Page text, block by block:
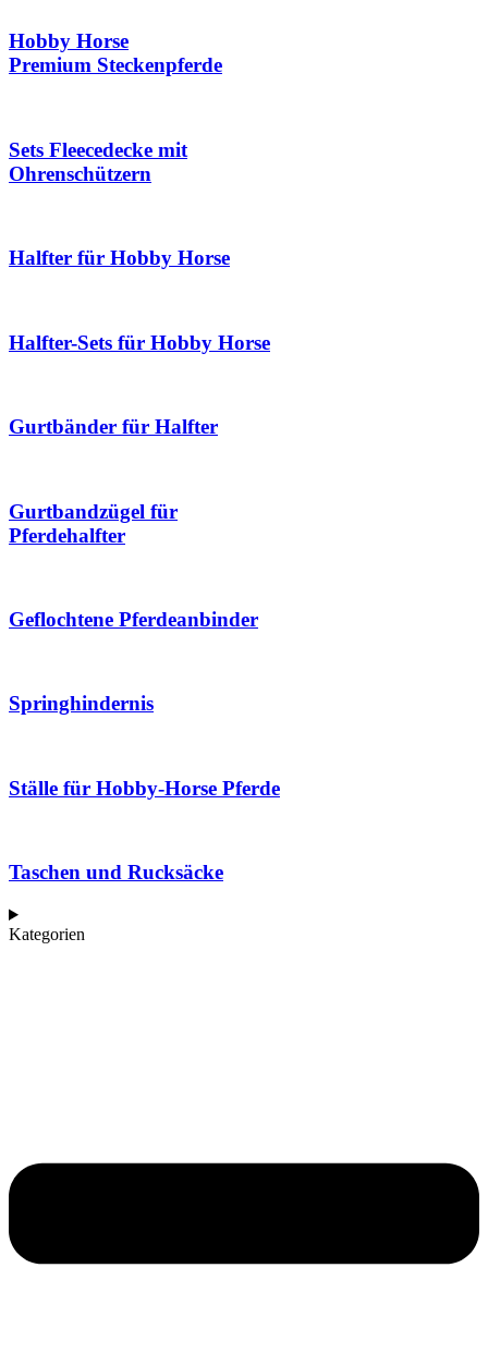
Hobby Horse
Premium Steckenpferde
Sets Fleecedecke mit
Ohrenschützern
Halfter für Hobby Horse
Halfter-Sets für Hobby Horse
Gurtbänder für Halfter
Gurtbandzügel für
Pferdehalfter
Geflochtene Pferdeanbinder
Springhindernis
Ställe für Hobby-Horse Pferde
Taschen und Rucksäcke
Kategorien